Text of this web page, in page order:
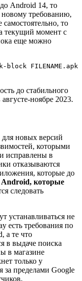
Android 14, то
новому требованию,
то
текущий момент с
еще можно
FILENAME.apk
до стабильного
ноябре 2023.
новых версий
которыми
исправлены в
отказываются
которые до
Android, которые
следовать
устанавливаться не
есть требования по
а те что
в выдаче поиска
в магазине
только у
за пределами Google